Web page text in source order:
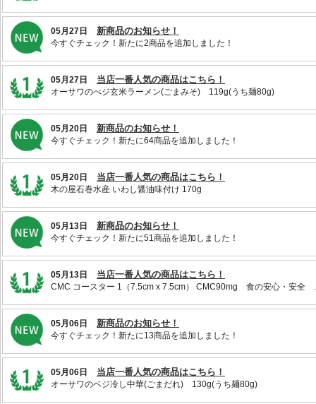
05月27日 新商品のお知らせ！
今すぐチェック！新たに2商品を追加しました！
05月27日 当店一番人気の商品はこちら！
オーサワのべジ玄米ラーメン(ごまみそ) 119g(うち麺80g)
05月20日 新商品のお知らせ！
今すぐチェック！新たに64商品を追加しました！
05月20日 当店一番人気の商品はこちら！
木の屋石巻水産 いわし醤油味付け 170g
05月13日 新商品のお知らせ！
今すぐチェック！新たに51商品を追加しました！
05月13日 当店一番人気の商品はこちら！
CMC コースター 1（7.5cm x 7.5cm） CMC90mg 食の安心・安全
05月06日 新商品のお知らせ！
今すぐチェック！新たに13商品を追加しました！
05月06日 当店一番人気の商品はこちら！
オーサワのベジ冷し中華(ごまだれ) 130g(うち麺80g)